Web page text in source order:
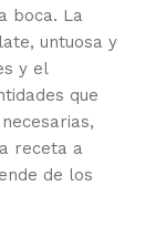
boca. La
untuosa y
y el
que
receta a
de los